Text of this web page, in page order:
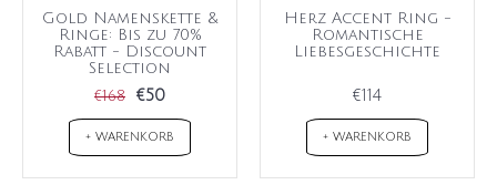
Gold Namenskette &
Ringe: Bis zu 70%
Rabatt - Discount
Selection
€168 €50
+ WARENKORB
Herz Accent Ring -
Romantische
Liebesgeschichte
€114
+ WARENKORB